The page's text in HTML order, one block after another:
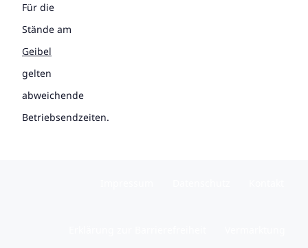
Für die
Stände am
Geibel
gelten
abweichende
Betriebsendzeiten.